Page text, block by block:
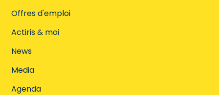
Offres d'emploi
Actiris & moi
News
Media
Agenda